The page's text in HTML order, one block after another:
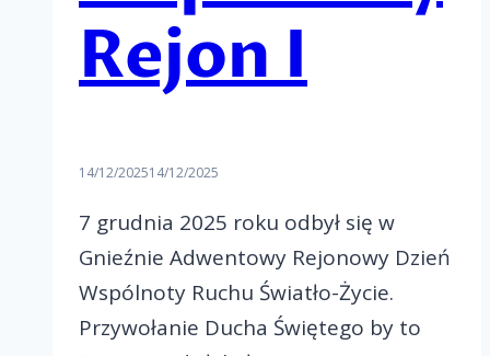
Rejon I
14/12/202514/12/2025
7 grudnia 2025 roku odbył się w
Gnieźnie Adwentowy Rejonowy Dzień
Wspólnoty Ruchu Światło-Życie.
Przywołanie Ducha Świętego by to